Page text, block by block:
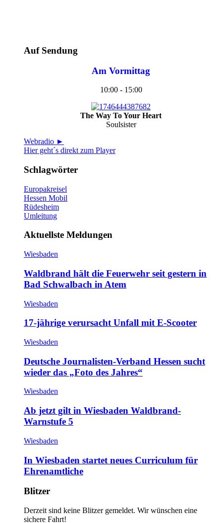
Auf Sendung
Am Vormittag
10:00 - 15:00
The Way To Your Heart
Soulsister
Webradio ►
Hier geht´s direkt zum Player
Schlagwörter
Europakreisel
Hessen Mobil
Rüdesheim
Umleitung
Aktuellste Meldungen
Wiesbaden
Waldbrand hält die Feuerwehr seit gestern in
Bad Schwalbach in Atem
Wiesbaden
17-jährige verursacht Unfall mit E-Scooter
Wiesbaden
Deutsche Journalisten-Verband Hessen sucht
wieder das „Foto des Jahres“
Wiesbaden
Ab jetzt gilt in Wiesbaden Waldbrand-
Warnstufe 5
Wiesbaden
In Wiesbaden startet neues Curriculum für
Ehrenamtliche
Blitzer
Derzeit sind keine Blitzer gemeldet. Wir wünschen eine
sichere Fahrt!